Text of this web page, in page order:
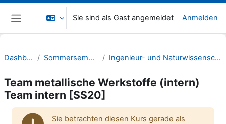
Zum Hauptinhalt
Website-Übersicht
Sie sind als Gast angemeldet Anmelden
Dashboard Sommersemester 20 Ingenieur- und Naturwissenschaften (INW)
Team metallische Werkstoffe (intern)
Team intern [SS20]
Sie betrachten diesen Kurs gerade als